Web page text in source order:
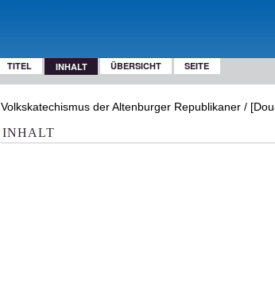
TITEL INHALT ÜBERSICHT SEITE
Volkskatechismus der Altenburger Republikaner /
INHALT